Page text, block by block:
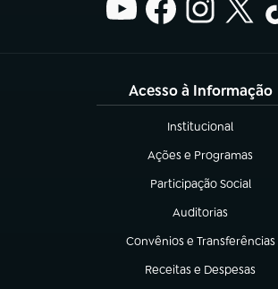
Acesso à Informação
Institucional
(abre em nova aba)
Ações e Programas
(abre em nova aba)
Participação Social
(abre em nova aba)
Auditorias
(abre em nova aba)
Convênios e Transferências
(abre em nova aba)
Receitas e Despesas
(abre em nova aba)